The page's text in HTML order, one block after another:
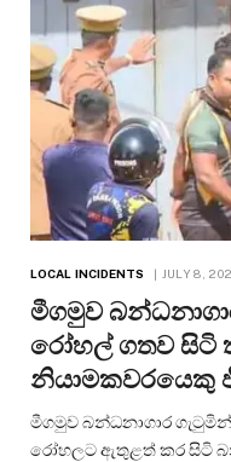
LOCAL INCIDENTS JULY 8,
මීගමුව
රෝහල් ගතව සිටි
නියාමකවරයෙකු
මීගමුව බන්ධනාගාර
රෝහලට ඇතුළත් කර සිටි